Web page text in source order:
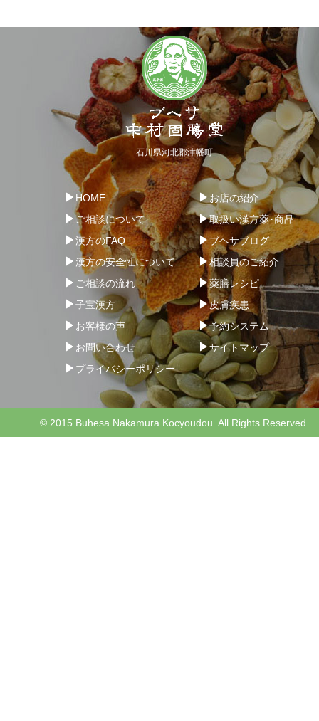
石川県河北郡津幡町
HOME
お店の紹介
ご相談について
取扱い漢方薬･商品
漢方のFAQ
ブヘサブログ
漢方の安全性について
相談員のご紹介
ご相談の流れ
薬膳レシピ
子宝漢方
皮膚疾患
お客様の声
予約システム
お問い合わせ
サイトマップ
プライバシーポリシー
© 2015 Buhesa Nakamura Kocyoudou. All Rights Reserved.